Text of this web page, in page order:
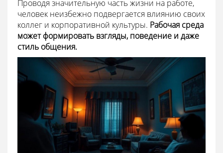
Проводя значительную часть жизни на работе,
человек неизбежно подвергается влиянию своих
коллег и корпоративной культуры. Рабочая среда
может формировать взгляды, поведение и даже
стиль общения.